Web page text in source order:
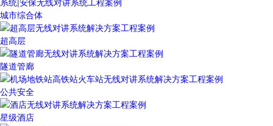
城市综合体
超高层
隧道管廊
公共安全
星级酒店